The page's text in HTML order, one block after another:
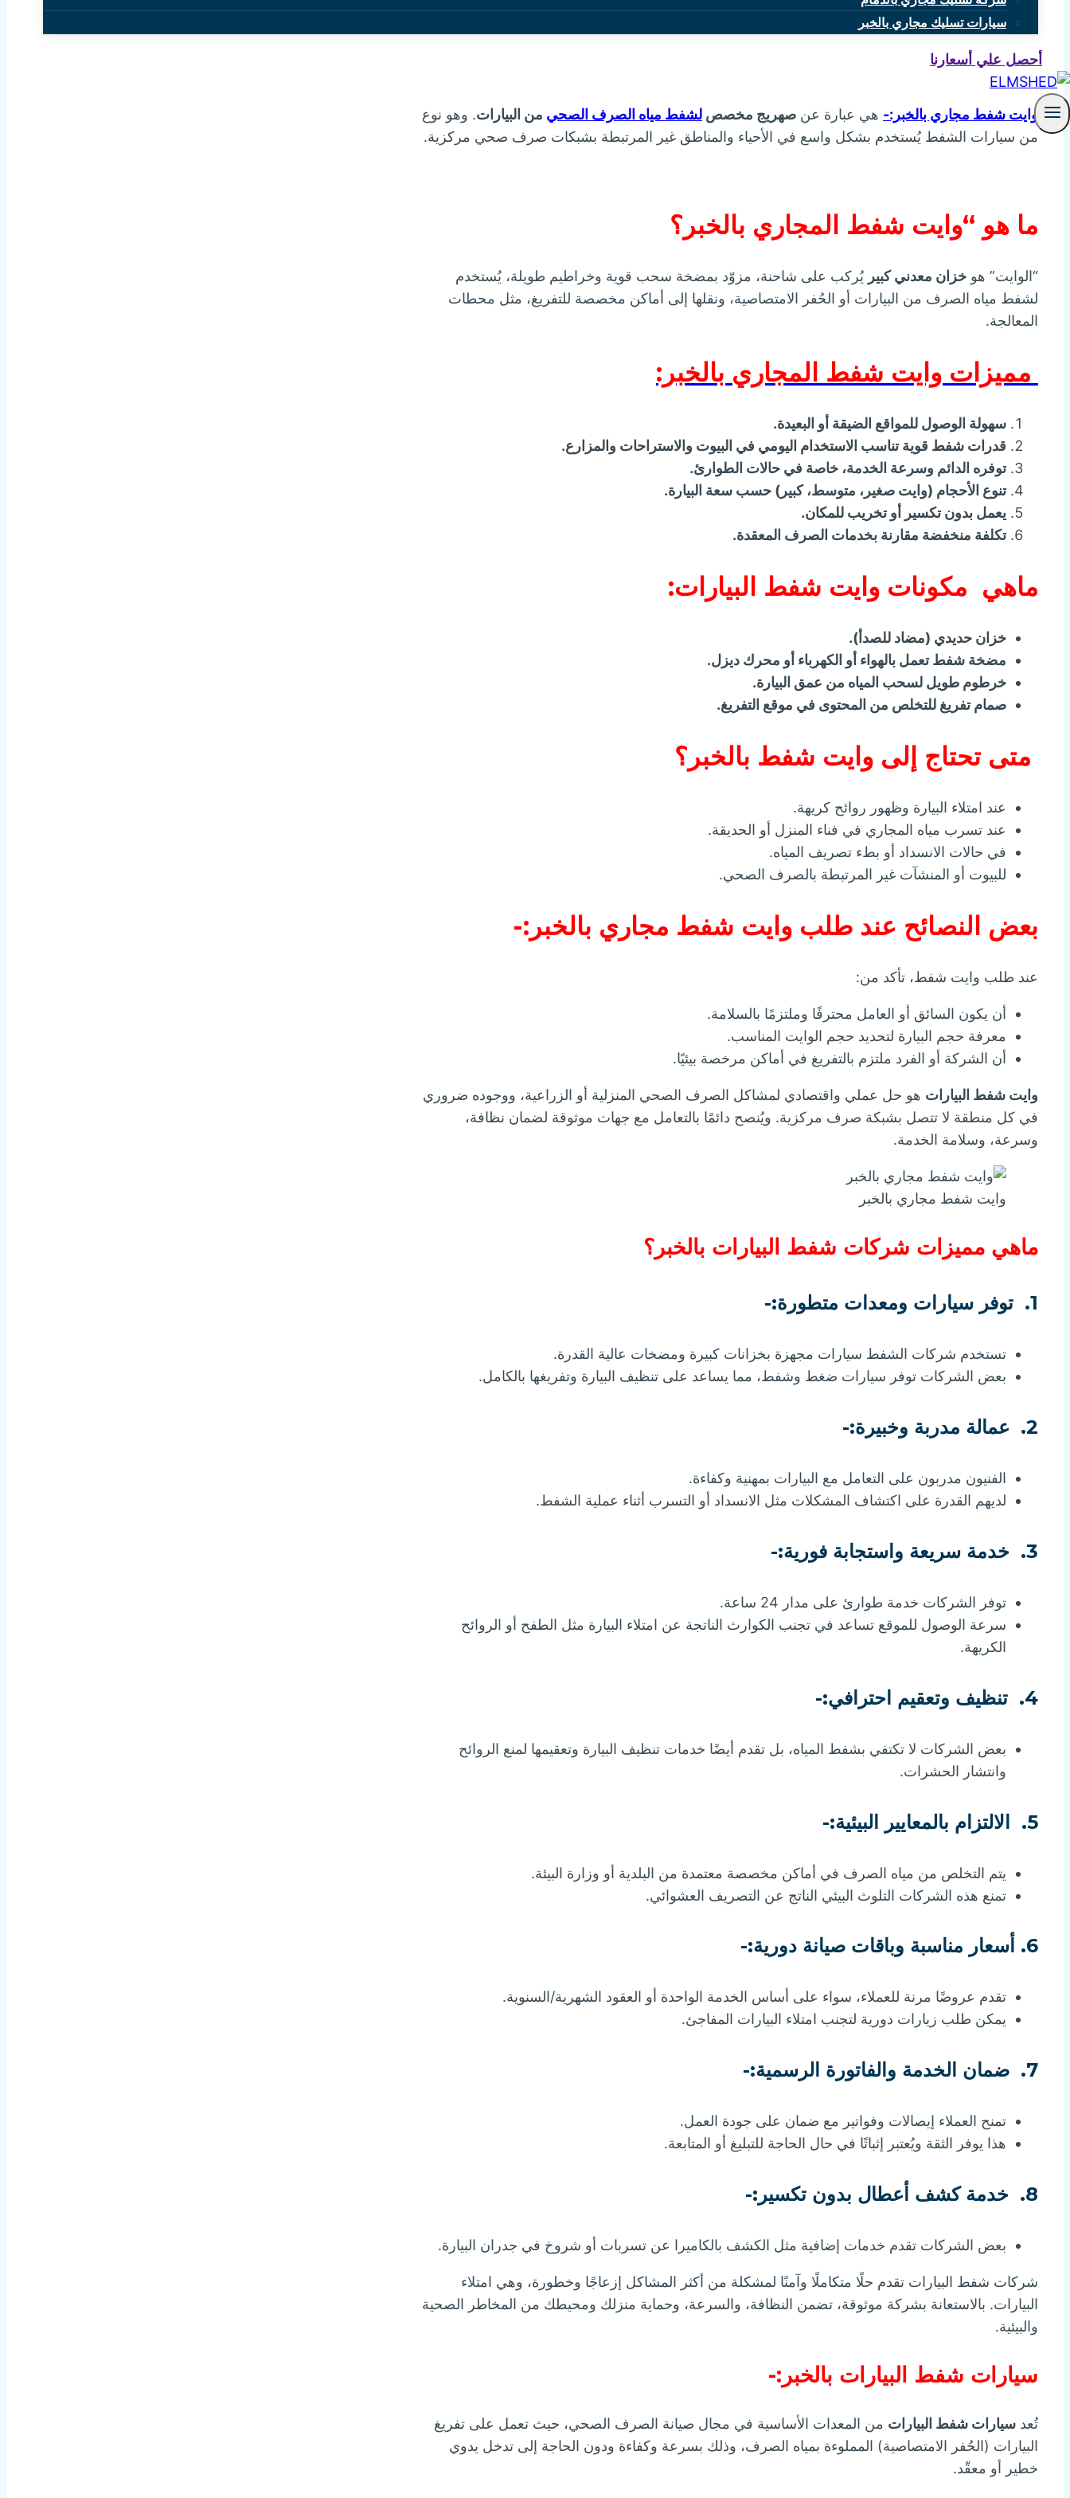
سيارات تسليك مجاري بالخبر
أحصل علي أسعارنا
وايت شفط مجاري بالخبر:- هي عبارة عن صهريج مخصص لشفط مياه الصرف الصحي من البيارات. وهو نوع
من سيارات الشفط يُستخدم بشكل واسع في الأحياء والمناطق غير المرتبطة بشبكات صرف صحي مركزية.
ما هو “وايت شفط المجاري بالخبر؟
“الوايت” هو خزان معدني كبير يُركب على شاحنة، مزوّد بمضخة سحب قوية وخراطيم طويلة، يُستخدم
لشفط مياه الصرف من البيارات أو الحُفر الامتصاصية، ونقلها إلى أماكن مخصصة للتفريغ، مثل محطات
المعالجة.
مميزات وايت شفط المجاري بالخبر:
سهولة الوصول للمواقع الضيقة أو البعيدة.
قدرات شفط قوية تناسب الاستخدام اليومي في البيوت والاستراحات والمزارع.
توفره الدائم وسرعة الخدمة، خاصة في حالات الطوارئ.
تنوع الأحجام (وايت صغير، متوسط، كبير) حسب سعة البيارة.
يعمل بدون تكسير أو تخريب للمكان.
تكلفة منخفضة مقارنة بخدمات الصرف المعقدة.
ماهي مكونات وايت شفط البيارات:
خزان حديدي (مضاد للصدأ).
مضخة شفط تعمل بالهواء أو الكهرباء أو محرك ديزل.
خرطوم طويل لسحب المياه من عمق البيارة.
صمام تفريغ للتخلص من المحتوى في موقع التفريغ.
متى تحتاج إلى وايت شفط بالخبر؟
عند امتلاء البيارة وظهور روائح كريهة.
عند تسرب مياه المجاري في فناء المنزل أو الحديقة.
في حالات الانسداد أو بطء تصريف المياه.
للبيوت أو المنشآت غير المرتبطة بالصرف الصحي.
بعض النصائح عند طلب وايت شفط مجاري بالخبر:-
عند طلب وايت شفط، تأكد من:
أن يكون السائق أو العامل محترفًا وملتزمًا بالسلامة.
معرفة حجم البيارة لتحديد حجم الوايت المناسب.
أن الشركة أو الفرد ملتزم بالتفريغ في أماكن مرخصة بيئيًا.
وايت شفط البيارات هو حل عملي واقتصادي لمشاكل الصرف الصحي المنزلية أو الزراعية، ووجوده ضروري
في كل منطقة لا تتصل بشبكة صرف مركزية. ويُنصح دائمًا بالتعامل مع جهات موثوقة لضمان نظافة،
وسرعة، وسلامة الخدمة.
وايت شفط مجاري بالخبر
ماهي مميزات شركات شفط البيارات بالخبر؟
1. توفر سيارات ومعدات متطورة:-
تستخدم شركات الشفط سيارات مجهزة بخزانات كبيرة ومضخات عالية القدرة.
بعض الشركات توفر سيارات ضغط وشفط، مما يساعد على تنظيف البيارة وتفريغها بالكامل.
2. عمالة مدربة وخبيرة:-
الفنيون مدربون على التعامل مع البيارات بمهنية وكفاءة.
لديهم القدرة على اكتشاف المشكلات مثل الانسداد أو التسرب أثناء عملية الشفط.
3. خدمة سريعة واستجابة فورية:-
توفر الشركات خدمة طوارئ على مدار 24 ساعة.
سرعة الوصول للموقع تساعد في تجنب الكوارث الناتجة عن امتلاء البيارة مثل الطفح أو الروائح
الكريهة.
4. تنظيف وتعقيم احترافي:-
بعض الشركات لا تكتفي بشفط المياه، بل تقدم أيضًا خدمات تنظيف البيارة وتعقيمها لمنع الروائح
وانتشار الحشرات.
5. الالتزام بالمعايير البيئية:-
يتم التخلص من مياه الصرف في أماكن مخصصة معتمدة من البلدية أو وزارة البيئة.
تمنع هذه الشركات التلوث البيئي الناتج عن التصريف العشوائي.
6. أسعار مناسبة وباقات صيانة دورية:-
تقدم عروضًا مرنة للعملاء، سواء على أساس الخدمة الواحدة أو العقود الشهرية/السنوية.
يمكن طلب زيارات دورية لتجنب امتلاء البيارات المفاجئ.
7. ضمان الخدمة والفاتورة الرسمية:-
تمنح العملاء إيصالات وفواتير مع ضمان على جودة العمل.
هذا يوفر الثقة ويُعتبر إثباتًا في حال الحاجة للتبليغ أو المتابعة.
8. خدمة كشف أعطال بدون تكسير:-
بعض الشركات تقدم خدمات إضافية مثل الكشف بالكاميرا عن تسربات أو شروخ في جدران البيارة.
شركات شفط البيارات تقدم حلًا متكاملًا وآمنًا لمشكلة من أكثر المشاكل إزعاجًا وخطورة، وهي امتلاء
البيارات. بالاستعانة بشركة موثوقة، تضمن النظافة، والسرعة، وحماية منزلك ومحيطك من المخاطر الصحية
والبيئية.
سيارات شفط البيارات بالخبر:-
تُعد سيارات شفط البيارات من المعدات الأساسية في مجال صيانة الصرف الصحي، حيث تعمل على تفريغ
البيارات (الحُفر الامتصاصية) المملوءة بمياه الصرف، وذلك بسرعة وكفاءة ودون الحاجة إلى تدخل يدوي
خطير أو معقّد.